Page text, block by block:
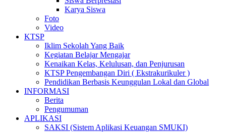
Karya Siswa
Foto
Video
KTSP
Iklim Sekolah Yang Baik
Kegiatan Belajar Mengajar
Kenaikan Kelas, Kelulusan, dan Penjurusan
KTSP Pengembangan Diri ( Ekstrakurikuler )
Pendidikan Berbasis Keunggulan Lokal dan Global
INFORMASI
Berita
Pengumuman
APLIKASI
SAKSI (Sistem Aplikasi Keuangan SMUKI)